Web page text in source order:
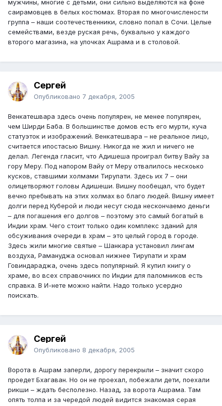
мужчины, многие с детьми, они сильно выделяются на фоне
саирамовцев в белых костюмах. Вторая по многочислености
группа – наши соотечественники, словно попал в Сочи. Целые
семействами, везде руская речь, буквально у каждого
второго магазина, на улочках Ашрама и в столовой.
Сергей
Опубликовано 7 декабря, 2005
Венкатешвара здесь очень популярен, не менее популярен,
чем Ширди Баба. В большинстве домов есть его мурти, куча
статуэток и изображений. Венкатешвара – не реальное лицо,
считается ипостасью Вишну. Никогда не жил и ничего не
делал. Легенда гласит, что Адишеша проиграл битву Вайу за
гору Меру. Под напором Вайу от Меру отвалилось нескоько
кусков, ставшими холмами Тирупати. Здесь их 7 – они
олицетворяют головы Адишеши. Вишну пообещал, что будет
вечно пребывать на этих холмах во благо людей. Вишну имеет
долги перед Куберой и люди несут сюда нескончаемо деньги
– для погашения его долгов – поэтому это самый богатый в
Индии храм. Чего стоит только один комплекс зданий для
обсуживания очереди в храм – это целый город в городе.
Здесь жили многие святые – Шанкара установил лингам
воздуха, Рамануджа основал нижнее Тирупати и храм
Говиндараджа, очень здесь популярный. Я купил книгу о
храме, во всех справочникх по Индии для паломников есть
справка. В И-нете можно найти. Надо только усердно
поискать.
Сергей
Опубликовано 8 декабря, 2005
Ворота в Ашрам заперли, дорогу перекрыли – значит скоро
проедет Бхагаван. Но он не проехал, побежали дети, поехали
рикши – ждать бесполезно. Назад, за ворота Ашрама. Там
опять толпа и за чередой людей видится знакомая серая